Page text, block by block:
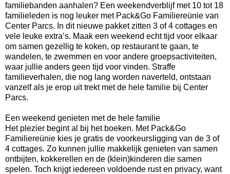
familiebanden aanhalen? Een weekendverblijf met 10 tot 18
familieleden is nog leuker met Pack&Go Familiereünie van
Center Parcs. In dit nieuwe pakket zitten 3 of 4 cottages en
vele leuke extra’s. Maak een weekend echt tijd voor elkaar
om samen gezellig te koken, op restaurant te gaan, te
wandelen, te zwemmen en voor andere groepsactiviteiten,
waar jullie anders geen tijd voor vinden. Straffe
familieverhalen, die nog lang worden naverteld, ontstaan
vanzelf als je erop uit trekt met de hele familie bij Center
Parcs.
Een weekend genieten met de hele familie
Het plezier begint al bij het boeken. Met Pack&Go
Familiereünie kies je gratis de voorkeursligging van de 3 of
4 cottages. Zo kunnen jullie makkelijk genieten van samen
ontbijten, kokkerellen en de (klein)kinderen die samen
spelen. Toch krijgt iedereen voldoende rust en privacy, want